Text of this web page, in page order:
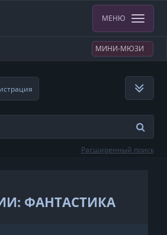
МЕНЮ
МИНИ-МЮЗИ
Расширенный поиск
ФАНТАСТИКА